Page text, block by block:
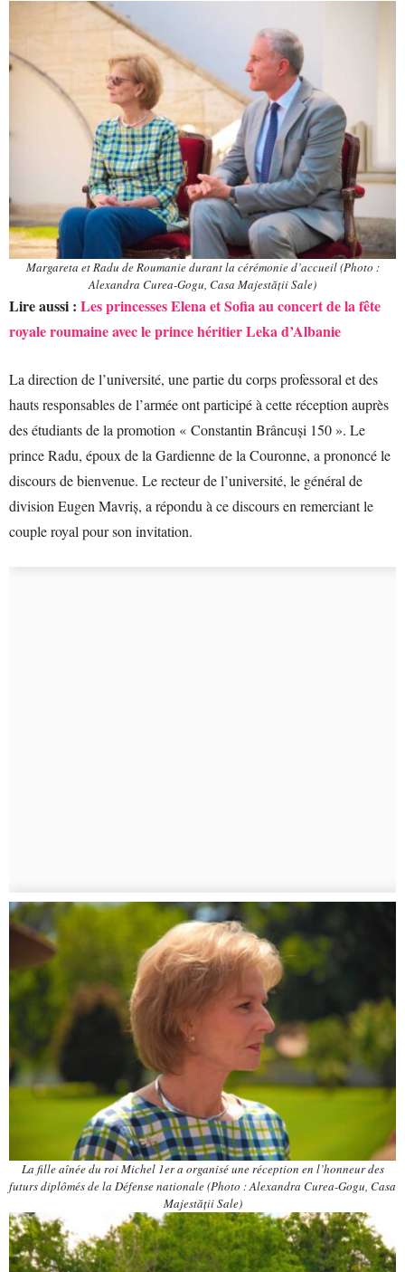
Margareta et Radu de Roumanie durant la cérémonie d’accueil (Photo :
Alexandra Curea-Gogu, Casa Majestății Sale)
Lire aussi : Les princesses Elena et Sofia au concert de la fête
royale roumaine avec le prince héritier Leka d’Albanie
La direction de l’université, une partie du corps professoral et des
hauts responsables de l’armée ont participé à cette réception auprès
des étudiants de la promotion « Constantin Brâncuși 150 ». Le
prince Radu, époux de la Gardienne de la Couronne, a prononcé le
discours de bienvenue. Le recteur de l’université, le général de
division Eugen Mavriș, a répondu à ce discours en remerciant le
couple royal pour son invitation.
La fille aînée du roi Michel 1er a organisé une réception en l’honneur des
futurs diplômés de la Défense nationale (Photo : Alexandra Curea-Gogu, Casa
Majestății Sale)